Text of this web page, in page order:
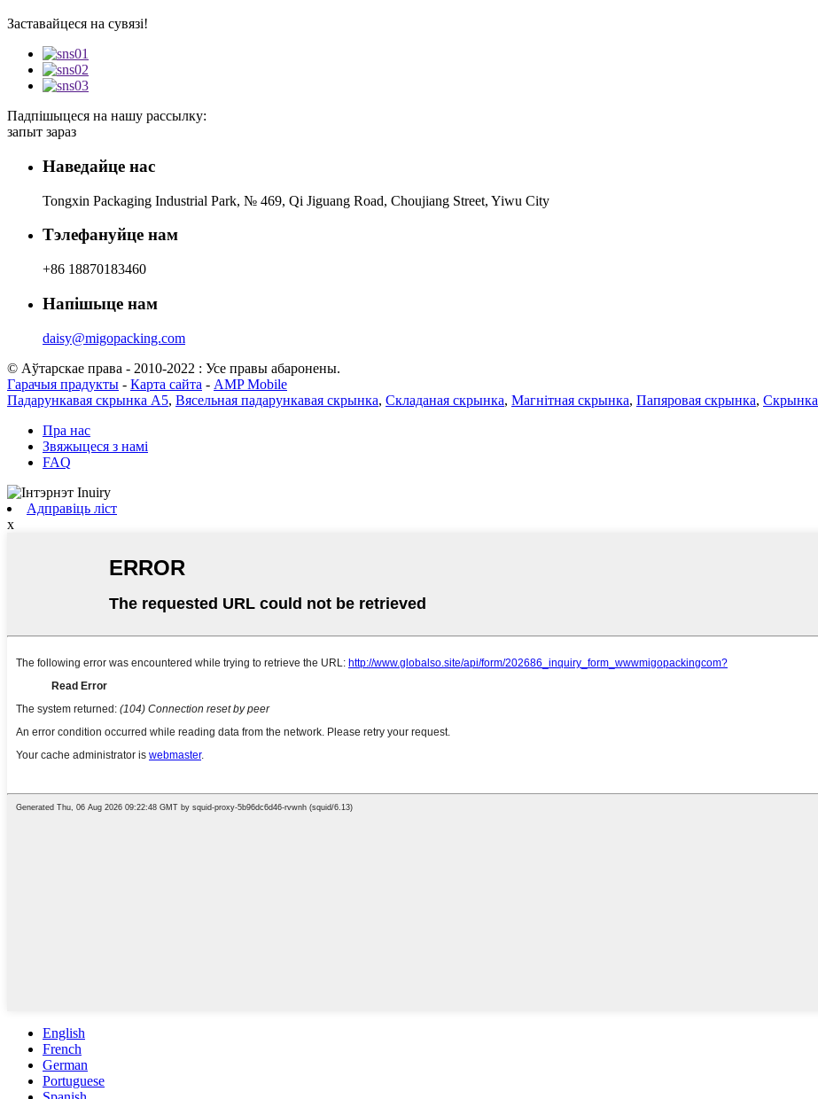
Заставайцеся на сувязі!
Падпішыцеся на нашу рассылку:
запыт зараз
Наведайце нас
Tongxin Packaging Industrial Park, № 469, Qi Jiguang Road, Choujiang Street, Yiwu City
Тэлефануйце нам
+86 18870183460
Напішыце нам
daisy@migopacking.com
© Аўтарскае права - 2010-2022 : Усе правы абаронены.
Гарачыя прадукты - Карта сайта - AMP Mobile
Падарункавая скрынка А5, Вясельная падарункавая скрынка, Складаная скрынка, Магнітная скрынка, Папяровая скрынка, Скрынка
Пра нас
Звяжыцеся з намі
FAQ
Адправіць ліст
x
English
French
German
Portuguese